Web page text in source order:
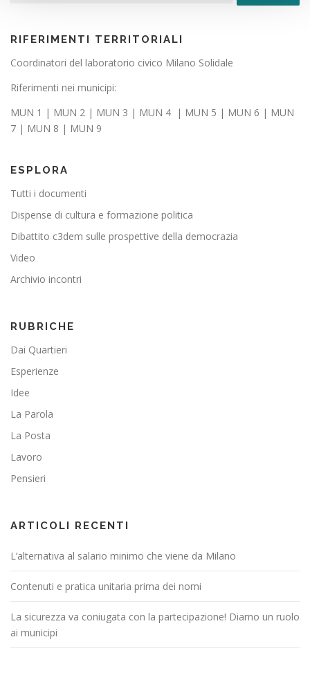
RIFERIMENTI TERRITORIALI
Coordinatori del laboratorio civico Milano Solidale
Riferimenti nei municipi:
MUN 1 | MUN 2 | MUN 3 | MUN 4 | MUN 5 | MUN 6 | MUN
7 | MUN 8 | MUN 9
ESPLORA
Tutti i documenti
Dispense di cultura e formazione politica
Dibattito c3dem sulle prospettive della democrazia
Video
Archivio incontri
RUBRICHE
Dai Quartieri
Esperienze
Idee
La Parola
La Posta
Lavoro
Pensieri
ARTICOLI RECENTI
L’alternativa al salario minimo che viene da Milano
Contenuti e pratica unitaria prima dei nomi
La sicurezza va coniugata con la partecipazione! Diamo un ruolo
ai municipi